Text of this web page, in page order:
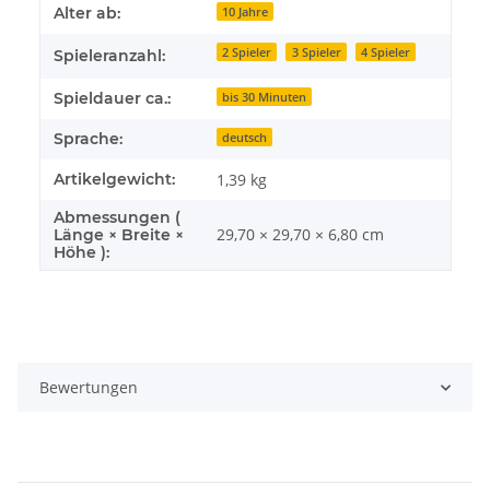
Produkteigenschaft
Wert
Alter ab: 10 Jahre
Spieleranzahl: 2 Spieler 3 Spieler 4 Spieler
Spieldauer ca.: bis 30 Minuten
Sprache: deutsch
Artikelgewicht: 1,39 kg
Abmessungen (
Länge × Breite ×
Höhe ):
29,70 × 29,70 × 6,80 cm
Bewertungen